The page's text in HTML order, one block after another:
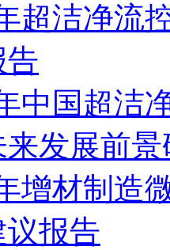
超洁净流
告
中国超洁
发展前
增材制造
报告